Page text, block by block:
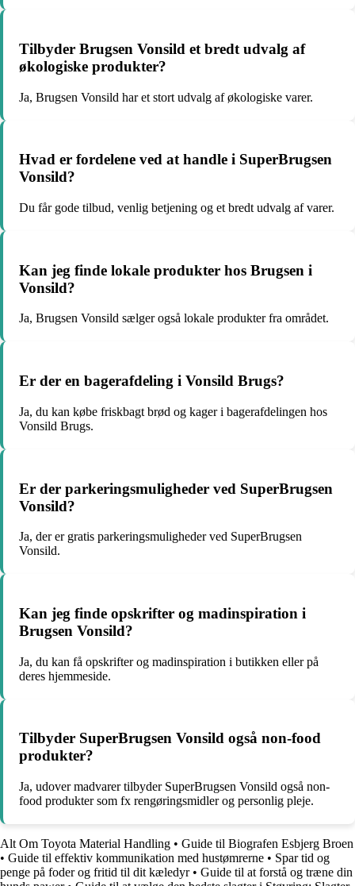
Tilbyder Brugsen Vonsild et bredt udvalg af
økologiske produkter?
Ja, Brugsen Vonsild har et stort udvalg af økologiske varer.
Hvad er fordelene ved at handle i SuperBrugsen
Vonsild?
Du får gode tilbud, venlig betjening og et bredt udvalg af varer.
Kan jeg finde lokale produkter hos Brugsen i
Vonsild?
Ja, Brugsen Vonsild sælger også lokale produkter fra området.
Er der en bagerafdeling i Vonsild Brugs?
Ja, du kan købe friskbagt brød og kager i bagerafdelingen hos
Vonsild Brugs.
Er der parkeringsmuligheder ved SuperBrugsen
Vonsild?
Ja, der er gratis parkeringsmuligheder ved SuperBrugsen
Vonsild.
Kan jeg finde opskrifter og madinspiration i
Brugsen Vonsild?
Ja, du kan få opskrifter og madinspiration i butikken eller på
deres hjemmeside.
Tilbyder SuperBrugsen Vonsild også non-food
produkter?
Ja, udover madvarer tilbyder SuperBrugsen Vonsild også non-
food produkter som fx rengøringsmidler og personlig pleje.
Alt Om Toyota Material Handling • Guide til Biografen Esbjerg Broen
• Guide til effektiv kommunikation med hustømrerne • Spar tid og
penge på foder og fritid til dit kæledyr• Guide til at forstå og træne din